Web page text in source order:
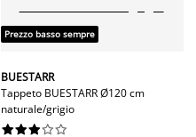
Prezzo basso sempre
BUESTARR
Tappeto BUESTARR Ø120 cm
naturale/grigio





